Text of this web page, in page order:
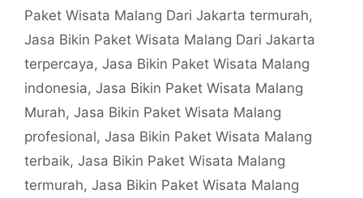
Paket Wisata Malang Dari Jakarta termurah,
Jasa Bikin Paket Wisata Malang Dari Jakarta
terpercaya, Jasa Bikin Paket Wisata Malang
indonesia, Jasa Bikin Paket Wisata Malang
Murah, Jasa Bikin Paket Wisata Malang
profesional, Jasa Bikin Paket Wisata Malang
terbaik, Jasa Bikin Paket Wisata Malang
termurah, Jasa Bikin Paket Wisata Malang